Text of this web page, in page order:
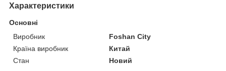
Характеристики
Основні
Виробник
Foshan City
Країна виробник
Китай
Стан
Новий